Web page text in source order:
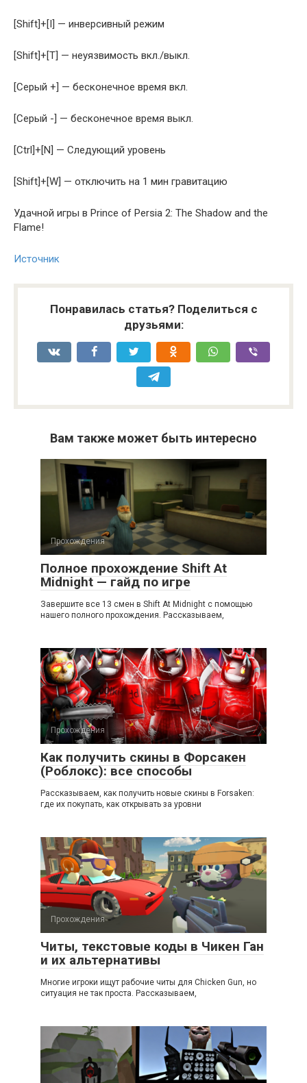
[Shift]+[I] — инверсивный режим
[Shift]+[T] — неуязвимость вкл./выкл.
[Серый +] — бесконечное время вкл.
[Серый -] — бесконечное время выкл.
[Ctrl]+[N] — Следующий уровень
[Shift]+[W] — отключить на 1 мин гравитацию
Удачной игры в Prince of Persia 2: The Shadow and the
Flame!
Источник
Понравилась статья? Поделиться с
друзьями:
Вам также может быть интересно
Прохождения
Полное прохождение Shift At
Midnight — гайд по игре
Завершите все 13 смен в Shift At Midnight с помощью
нашего полного прохождения. Рассказываем,
Прохождения
Как получить скины в Форсакен
(Роблокс): все способы
Рассказываем, как получить новые скины в Forsaken:
где их покупать, как открывать за уровни
Прохождения
Читы, текстовые коды в Чикен Ган
и их альтернативы
Многие игроки ищут рабочие читы для Chicken Gun, но
ситуация не так проста. Рассказываем,